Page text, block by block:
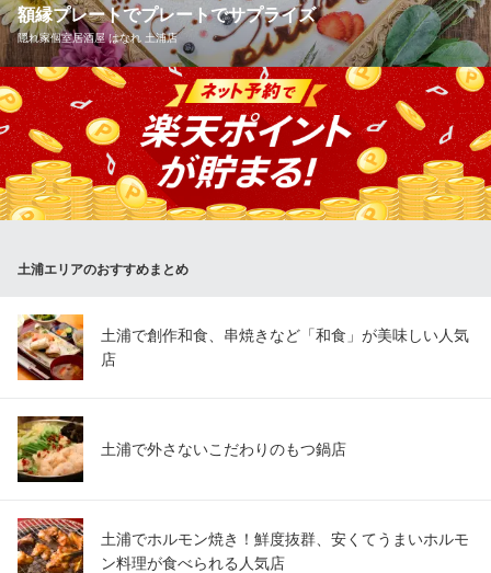
個室・隠れ家ワインダイニング Hisa（ヒサ）土浦
大人のワインダイニング
ＪＲ常磐線土浦駅 徒歩26分
茨城県土浦市真鍋新町16-13
額縁プレートでプレートでサプライズ
隠れ家個室居酒屋 はなれ 土浦店
フォトジェニックプレート♪ワンランク上のお祝いごとに最適な額
縁プレートでサプライズを…♪お好きなメッセージをお入れできま
すので、お気軽にお問い合わせください♪詳細はクーポンページ
へ…◎全席個室のプライベート空間なので、サプライズ演出もOK
♪飲み会・宴会・歓送迎会・女子会・誕生日・記念日・ママ会に…
◎
隠れ家個室居酒屋 はなれ 土浦店
ＪＲ常磐線土浦駅 徒歩1分
茨城県土浦市大和町4-1 4F
土浦エリアのおすすめまとめ
土浦で創作和食、串焼きなど「和食」が美味しい人気
店
土浦で外さないこだわりのもつ鍋店
土浦でホルモン焼き！鮮度抜群、安くてうまいホルモ
ン料理が食べられる人気店